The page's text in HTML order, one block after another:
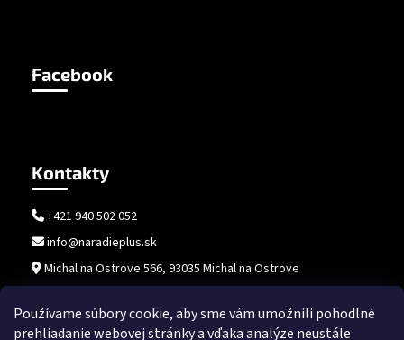
Používame súbory cookie, aby sme vám umožnili pohodlné
prehliadanie webovej stránky a vďaka analýze neustále
Facebook
Kontakty
+421 940 502 052
info@naradieplus.sk
Michal na Ostrove 566, 93035 Michal na Ostrove